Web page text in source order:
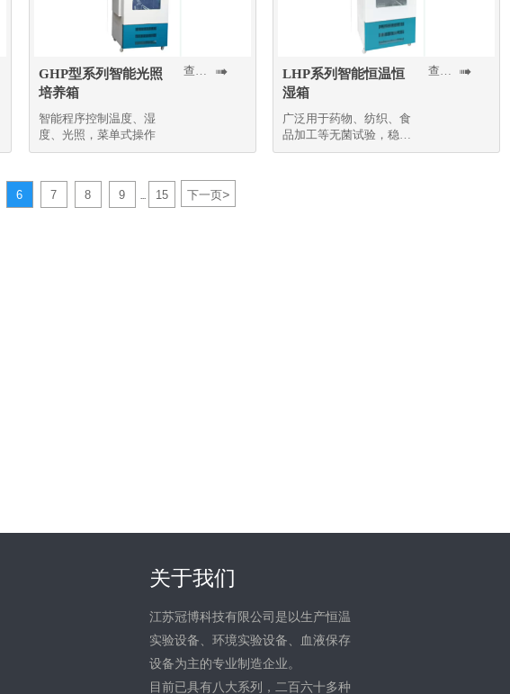
GHP型系列智能光照
培养箱
智能程序控制温度、湿
度、光照，菜单式操作
查看更多 
LHP系列智能恒温恒
湿箱
广泛用于药物、纺织、食
品加工等无菌试验，稳定
性检查以及工业产品的原
查看更多 
6 7 8 9 15 下一页>
关于我们
江苏冠博科技有限公司是以生产恒温
实验设备、环境实验设备、血液保存
设备为主的专业制造企业。
目前已具有八大系列，二百六十多种